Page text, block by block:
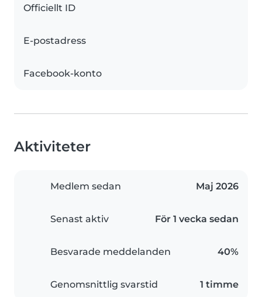
Officiellt ID
E-postadress
Facebook-konto
Aktiviteter
Medlem sedan Maj 2026
Senast aktiv För 1 vecka sedan
Besvarade meddelanden 40%
Genomsnittlig svarstid 1 timme